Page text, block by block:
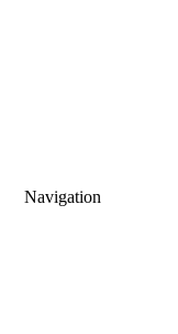
Navigation